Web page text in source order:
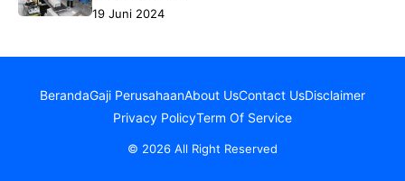
19 Juni 2024
BerandaGaji PerusahaanAbout UsContact UsDisclaimer
Privacy PolicyTerm Of Service
© 2026 All Right Reserved